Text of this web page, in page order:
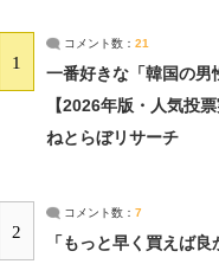
1
コメント数： 21
一番好きな「韓国の男
【2026年版・人気投
ねとらぼリサーチ
2
コメント数： 7
「もっと早く買えば